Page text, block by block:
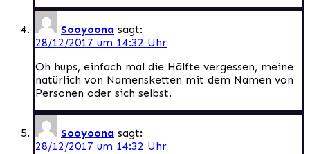
Sooyoona sagt:
28/12/2017 um 14:32 Uhr
Oh hups, einfach mal die Hälfte vergessen, meine
natürlich von Namensketten mit dem Namen von
Personen oder sich selbst.
Sooyoona sagt:
28/12/2017 um 14:32 Uhr